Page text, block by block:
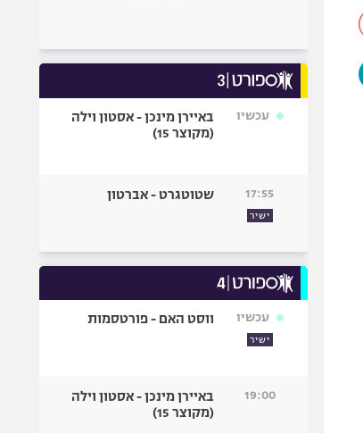
עכשיו
באיירן מינכן - אסטון וילה
(מקוצר 15)
17:55
ישיר
שטוטגרט - אברטון
עכשיו
ישיר
ווסט האם - פורטסמות
19:00
באיירן מינכן - אסטון וילה
(מקוצר 15)